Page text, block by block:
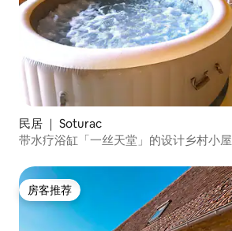
民居 ｜ Soturac
带水疗浴缸「一丝天堂」的设计乡村小屋
房客推荐
房客推荐